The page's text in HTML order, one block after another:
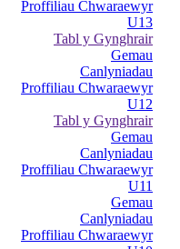
Proffiliau Chwaraewyr
U13
Tabl y Gynghrair
Gemau
Canlyniadau
Proffiliau Chwaraewyr
U12
Tabl y Gynghrair
Gemau
Canlyniadau
Proffiliau Chwaraewyr
U11
Gemau
Canlyniadau
Proffiliau Chwaraewyr